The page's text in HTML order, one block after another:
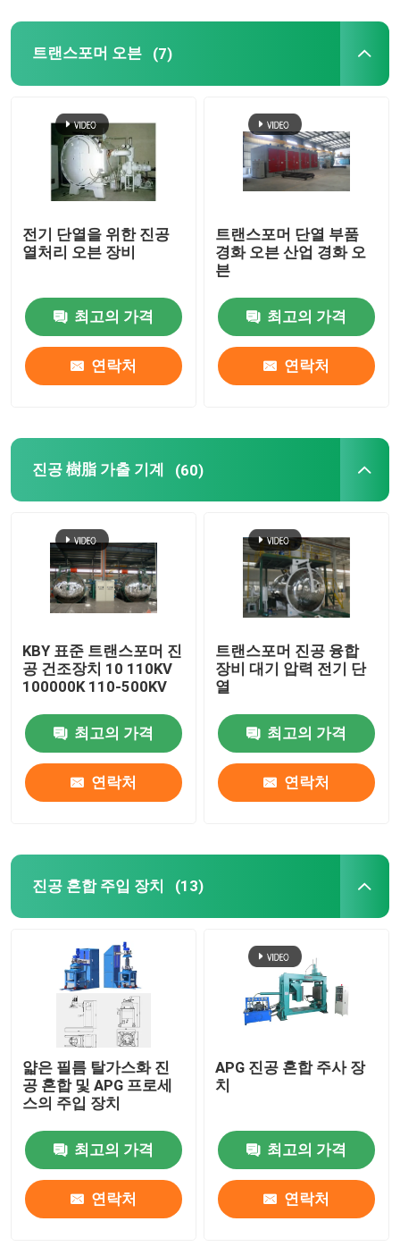
유니 코어
아몰퍼스 코어
트랜스포머 알루미늄 포일
트랜스포머 구리 포일
트랜스포머 와이딩용 알루미늄 와이어
에포시 樹脂 기계
트랜스포머 오븐 (7)
전기 단열을 위한 진공
열처리 오븐 장비
최고의 가격
연락처
트랜스포머 단열 부품
경화 오븐 산업 경화 오
븐
최고의 가격
연락처
진공 樹脂 가출 기계 (60)
KBY 표준 트랜스포머 진
공 건조장치 10 110KV
100000K 110-500KV
최고의 가격
연락처
트랜스포머 진공 융합
장비 대기 압력 전기 단
열
최고의 가격
연락처
진공 혼합 주입 장치 (13)
얇은 필름 탈가스화 진
공 혼합 및 APG 프로세
스의 주입 장치
최고의 가격
연락처
APG 진공 혼합 주사 장
치
최고의 가격
연락처